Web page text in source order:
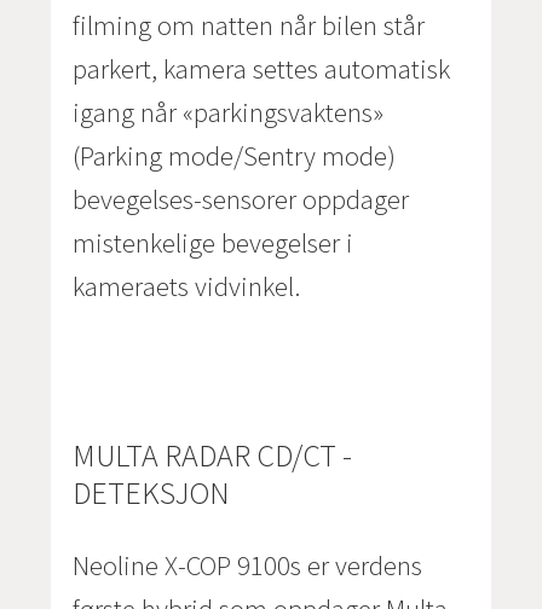
filming om natten når bilen står
parkert, kamera settes automatisk
igang når «parkingsvaktens»
(Parking mode/Sentry mode)
bevegelses-sensorer oppdager
mistenkelige bevegelser i
kameraets vidvinkel.
MULTA RADAR CD/CT -
DETEKSJON
Neoline X-COP 9100s er verdens